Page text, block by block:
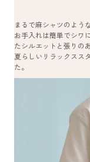
まるで麻シャツのよう
お手入れは簡単でシワ
たシルエットと張りの
夏らしいリラックスス
た。